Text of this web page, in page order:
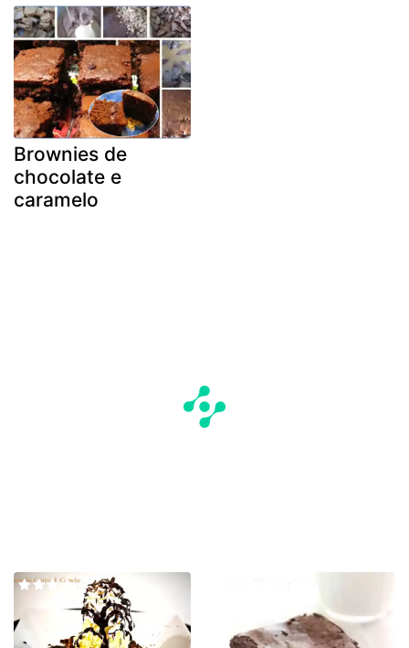
Brownies de
chocolate e
caramelo